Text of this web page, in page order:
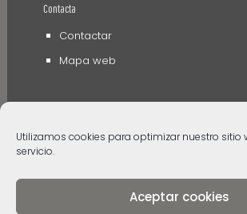
Utilizamos cookies para optimizar nuestro sitio
servicio.
Aceptar cookies
Contacta
Contactar
Mapa web